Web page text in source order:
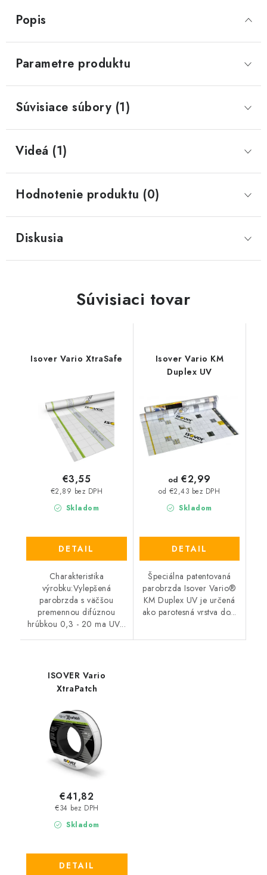
Popis
Parametre produktu
Súvisiace súbory (1)
Videá (1)
Hodnotenie produktu (0)
Diskusia
Súvisiaci tovar
Isover Vario XtraSafe
Skladom
€2,89 bez DPH
€3,55
DETAIL
Charakteristika
výrobku:Vylepšená
parobrzda s väčšou
premennou difúznou
hrúbkou 0,3 - 20 ma UV...
Isover Vario KM
Duplex UV
Skladom
od €2,43 bez DPH
od €2,99
DETAIL
Špeciálna patentovaná
parobrzda Isover Vario®
KM Duplex UV je určená
ako parotesná vrstva do...
ISOVER Vario
XtraPatch
Skladom
€34 bez DPH
€41,82
DETAIL